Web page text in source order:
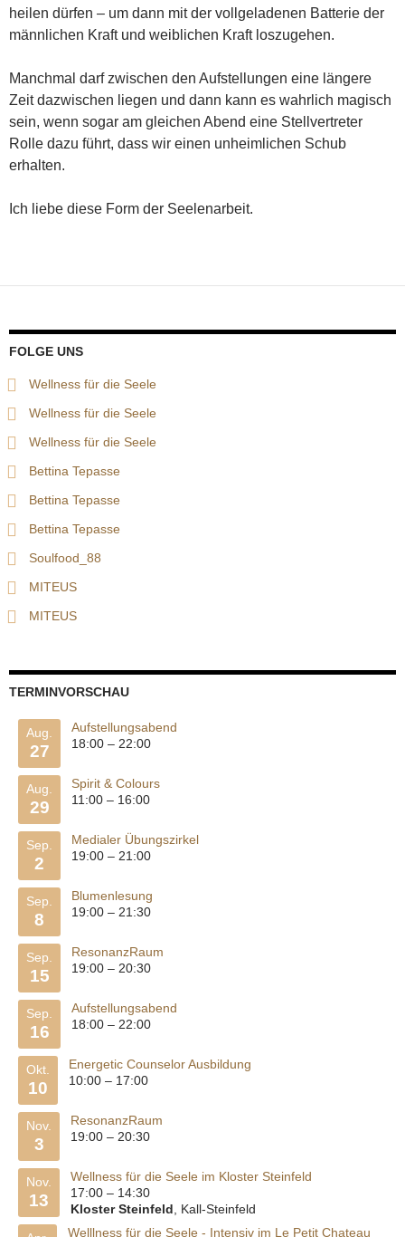
heilen dürfen – um dann mit der vollgeladenen Batterie der
männlichen Kraft und weiblichen Kraft loszugehen.
Manchmal darf zwischen den Aufstellungen eine längere
Zeit dazwischen liegen und dann kann es wahrlich magisch
sein, wenn sogar am gleichen Abend eine Stellvertreter
Rolle dazu führt, dass wir einen unheimlichen Schub
erhalten.
Ich liebe diese Form der Seelenarbeit.
FOLGE UNS
Wellness für die Seele
Wellness für die Seele
Wellness für die Seele
Bettina Tepasse
Bettina Tepasse
Bettina Tepasse
Soulfood_88
MITEUS
MITEUS
TERMINVORSCHAU
Aug.
27
Aufstellungsabend
18:00 – 22:00
Aug.
29
Spirit & Colours
11:00 – 16:00
Sep.
2
Medialer Übungszirkel
19:00 – 21:00
Sep.
8
Blumenlesung
19:00 – 21:30
Sep.
15
ResonanzRaum
19:00 – 20:30
Sep.
16
Aufstellungsabend
18:00 – 22:00
Okt.
10
Energetic Counselor Ausbildung
10:00 – 17:00
Nov.
3
ResonanzRaum
19:00 – 20:30
Nov.
13
Wellness für die Seele im Kloster Steinfeld
17:00 – 14:30
Kloster Steinfeld , Kall-Steinfeld
Welllness für die Seele - Intensiv im Le Petit Chateau